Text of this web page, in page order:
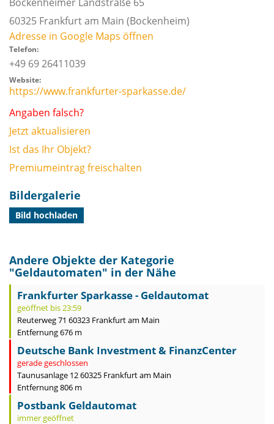
60325 Frankfurt am Main (Bockenheim)
Adresse in Google Maps öffnen
Telefon:
+49 69 26411039
Website:
https://www.frankfurter-sparkasse.de/
Angaben falsch?
Jetzt aktualisieren
Ist das Ihr Objekt?
Premiumeintrag freischalten
Bildergalerie
Bild hochladen
Andere Objekte der Kategorie
"Geldautomaten" in der Nähe
Frankfurter Sparkasse - Geldautomat
geöffnet bis 23:59
Reuterweg 71 60323 Frankfurt am Main
Entfernung 676 m
Deutsche Bank Investment & FinanzCenter
gerade geschlossen
Taunusanlage 12 60325 Frankfurt am Main
Entfernung 806 m
Postbank Geldautomat
immer geöffnet